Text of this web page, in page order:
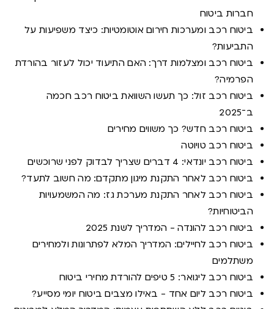
חברות ביטוח
ביטוח רכב ומערכות חירום אוטומטיות: כיצד משפיעות על
התביעות?
ביטוח רכב ומצלמות דרך: האם התיעוד יכול לעזור בהורדת
הפרמיה?
ביטוח רכב זול: כך תעשו השוואת ביטוח רכב חכמה
ב־2025
ביטוח רכב חדש? כך משווים מחירים
ביטוח רכב טויוטה
ביטוח רכב יונדאי: 4 דברים שצריך לבדוק לפני שרוכשים
ביטוח רכב לאחר התקנת מיגון מתקדם: מה חשוב לתעד?
ביטוח רכב לאחר התקנת מערכת גז: מה המשמעויות
הביטוחיות?
ביטוח רכב להונדה - המדריך לשנת 2025
ביטוח רכב לחיילים: המדריך המלא לפתרונות ולמחירים
משתלמים
ביטוח רכב ליגואר: 5 טיפים להורדת מחירי ביטוח
ביטוח רכב ליום אחד - באילו מצבים ביטוח יומי מסייע?